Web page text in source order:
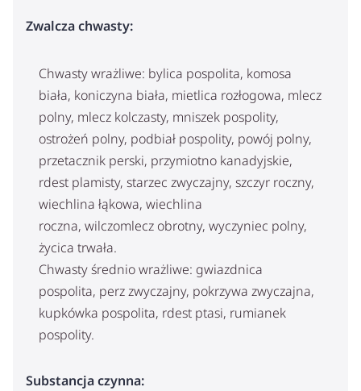
Zwalcza chwasty:
Chwasty wrażliwe: bylica pospolita, komosa
biała, koniczyna biała, mietlica rozłogowa, mlecz
polny, mlecz kolczasty, mniszek pospolity,
ostrożeń polny, podbiał pospolity, powój polny,
przetacznik perski, przymiotno kanadyjskie,
rdest plamisty, starzec zwyczajny, szczyr roczny,
wiechlina łąkowa, wiechlina
roczna, wilczomlecz obrotny, wyczyniec polny,
życica trwała.
Chwasty średnio wrażliwe: gwiazdnica
pospolita, perz zwyczajny, pokrzywa zwyczajna,
kupkówka pospolita, rdest ptasi, rumianek
pospolity.
Substancja czynna: